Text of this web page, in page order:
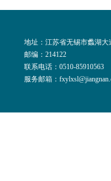
地址：江苏省无锡市蠡湖大
邮编：214122
联系电话：0510-
服务邮箱：